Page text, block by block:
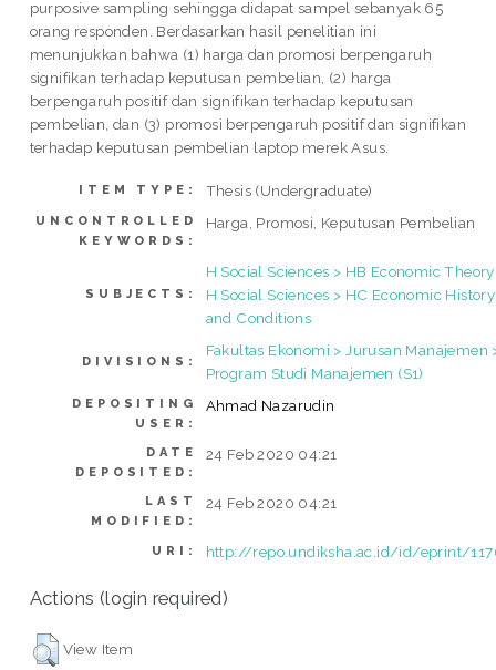
purposive sampling sehingga didapat sampel sebanyak 65
orang responden. Berdasarkan hasil penelitian ini
menunjukkan bahwa (1) harga dan promosi berpengaruh
signifikan terhadap keputusan pembelian, (2) harga
berpengaruh positif dan signifikan terhadap keputusan
pembelian, dan (3) promosi berpengaruh positif dan signifikan
terhadap keputusan pembelian laptop merek Asus.
ITEM TYPE: Thesis (Undergraduate)
UNCONTROLLED
KEYWORDS:
Harga, Promosi, Keputusan Pembelian
SUBJECTS:
H Social Sciences > HB Economic Theory
H Social Sciences > HC Economic History
and Conditions
DIVISIONS:
Fakultas Ekonomi > Jurusan Manajemen
Program Studi Manajemen (S1)
DEPOSITING
USER:
Ahmad Nazarudin
DATE
DEPOSITED:
24 Feb 2020 04:21
LAST
MODIFIED:
24 Feb 2020 04:21
URI: http://repo.undiksha.ac.id/id/eprint/
Actions (login required)
View Item